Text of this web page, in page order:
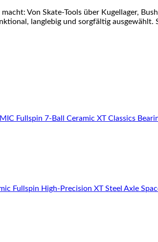
Von Skate-Tools über Kugellager,
langlebig und sorgfältig